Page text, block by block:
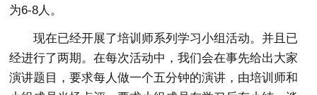
为6-8人。
现在已经开展了培训师系列学习小组活动。并且已
经进行了两期。在每次活动中，我们会在事先给出大家
演讲题目，要求每人做一个五分钟的演讲，由培训师和